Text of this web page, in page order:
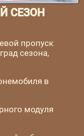
СЕЗОН
пропуск
сезона,
в
модуля